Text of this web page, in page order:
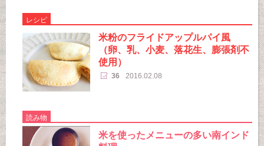
レシピ
米粉のフライドアップルパイ風
（卵、乳、小麦、落花生、膨張剤不
使用）
36 2016.02.08
読み物
米を使ったメニューの多い南インド